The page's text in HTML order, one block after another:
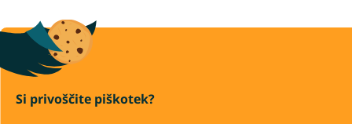
Si privoščite piškotek?